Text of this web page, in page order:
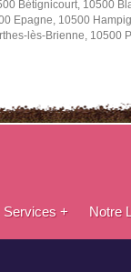
Bétignicourt, 10500
Epagne, 10500
lès-Brienne, 10500
Services + Notre